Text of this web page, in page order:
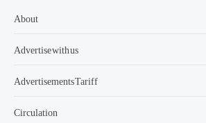
About
Advertise with us
Advertisements Tariff
Circulation